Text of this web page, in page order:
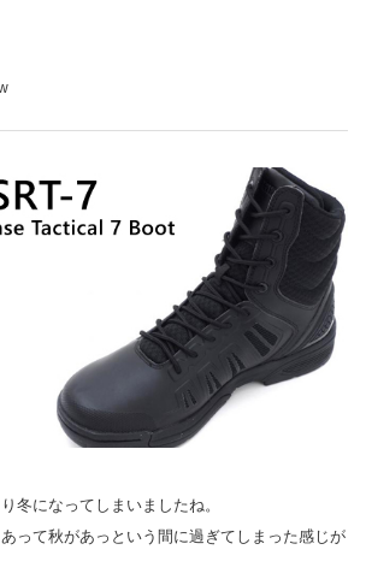
冬になってしまいましたね。
って秋があっという間に過ぎてしまった感じが